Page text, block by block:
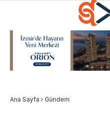
Ana Sayfa › Gündem